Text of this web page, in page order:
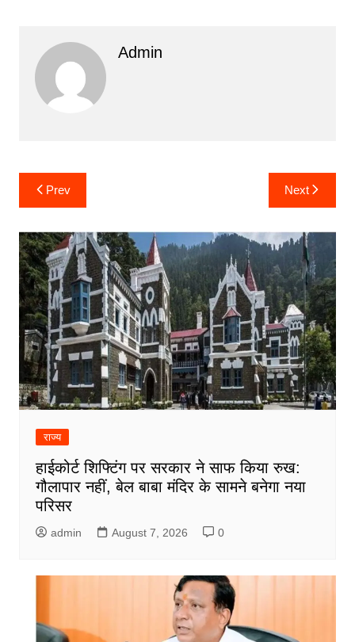
Admin
Post
navigation
Prev Next
राज्य
हाईकोर्ट शिफ्टिंग पर सरकार ने साफ किया रुख:
गौलापार नहीं, बेल बाबा मंदिर के सामने बनेगा नया
परिसर
admin August 7, 2026 0